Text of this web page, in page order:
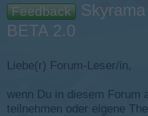
Feedback
BETA 2.0
Liebe(r) Forum-Leser/in,
wenn Du in diesem Forum
teilnehmen oder eigene